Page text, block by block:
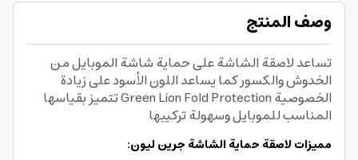
وصف المنتج
تساعد لاصقة الشاشة على حماية شاشة الموبايل من
الخدوش والكسور كما يساعد اللون الأسود على زيادة
الخصوصية Green Lion Fold Protection تتميز بقياسها
المناسب للموبايل وسهولة تركيبها
مميزات لاصقة حماية الشاشة جرين ليون: